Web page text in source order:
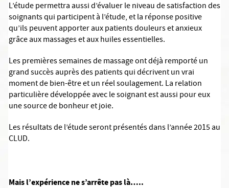
L’étude permettra aussi d’évaluer le niveau de satisfaction des
soignants qui participent à l’étude, et la réponse positive
qu’ils peuvent apporter aux patients douleurs et anxieux
grâce aux massages et aux huiles essentielles.
Les premières semaines de massage ont déjà remporté un
grand succès auprès des patients qui décrivent un vrai
moment de bien-être et un réel soulagement. La relation
particulière développée avec le soignant est aussi pour eux
une source de bonheur et joie.
Les résultats de l’étude seront présentés dans l’année 2015 au
CLUD.
Mais l’expérience ne s’arrête pas là…..